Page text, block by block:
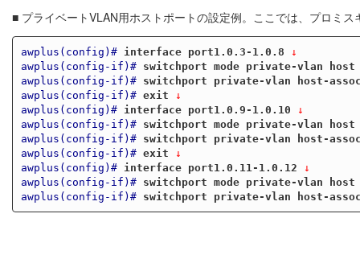
■ プライベートVLAN用ホストポートの設定例。ここでは、プロミ
awplus(config)# interface port1.0.3-1.0.8 ↓
awplus(config-if)#
switchport mode private-vlan host
awplus(config-if)#
switchport private-vlan host-
awplus(config-if)# exit ↓
awplus(config)#
interface port1.0.9-1.0.10 ↓
awplus(config-if)#
switchport mode private-vlan host
awplus(config-if)#
switchport private-vlan host-
awplus(config-if)# exit ↓
awplus(config)#
interface port1.0.11-1.0.12 ↓
awplus(config-if)#
switchport mode private-vlan host
awplus(config-if)#
switchport private-vlan host-